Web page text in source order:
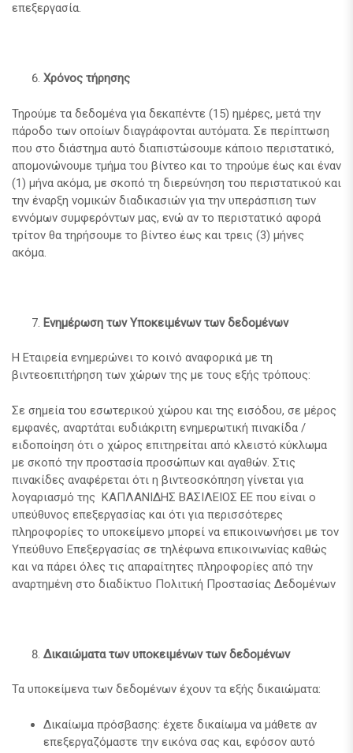
επεξεργασία.
Χρόνος τήρησης
Τηρούμε τα δεδομένα για δεκαπέντε (15) ημέρες, μετά την
πάροδο των οποίων διαγράφονται αυτόματα. Σε περίπτωση
που στο διάστημα αυτό διαπιστώσουμε κάποιο περιστατικό,
απομονώνουμε τμήμα του βίντεο και το τηρούμε έως και έναν
(1) μήνα ακόμα, με σκοπό τη διερεύνηση του περιστατικού και
την έναρξη νομικών διαδικασιών για την υπεράσπιση των
εννόμων συμφερόντων μας, ενώ αν το περιστατικό αφορά
τρίτον θα τηρήσουμε το βίντεο έως και τρεις (3) μήνες
ακόμα.
Ενημέρωση των Υποκειμένων των δεδομένων
Η Εταιρεία ενημερώνει το κοινό αναφορικά με τη
βιντεοεπιτήρηση των χώρων της με τους εξής τρόπους:
Σε σημεία του εσωτερικού χώρου και της εισόδου, σε μέρος
εμφανές, αναρτάται ευδιάκριτη ενημερωτική πινακίδα /
ειδοποίηση ότι ο χώρος επιτηρείται από κλειστό κύκλωμα
με σκοπό την προστασία προσώπων και αγαθών. Στις
πινακίδες αναφέρεται ότι η βιντεοσκόπηση γίνεται για
λογαριασμό της ΚΑΠΛΑΝΙΔΗΣ ΒΑΣΙΛΕΙΟΣ ΕΕ που είναι ο
υπεύθυνος επεξεργασίας και ότι για περισσότερες
πληροφορίες το υποκείμενο μπορεί να επικοινωνήσει με τον
Υπεύθυνο Επεξεργασίας σε τηλέφωνα επικοινωνίας καθώς
και να πάρει όλες τις απαραίτητες πληροφορίες από την
αναρτημένη στο διαδίκτυο Πολιτική Προστασίας Δεδομένων
Δικαιώματα των υποκειμένων των δεδομένων
Τα υποκείμενα των δεδομένων έχουν τα εξής δικαιώματα:
Δικαίωμα πρόσβασης: έχετε δικαίωμα να μάθετε αν
επεξεργαζόμαστε την εικόνα σας και, εφόσον αυτό